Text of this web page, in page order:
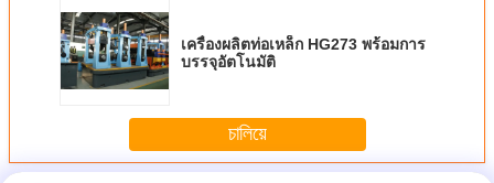
เครื่องผลิตท่อเหล็ก HG273 พร้อมการ
บรรจุอัตโนมัติ
চালিয়ে